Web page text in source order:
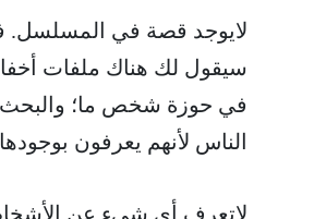
لايوجد قصة في المسلسل.
سيقول لك هناك ملفات
في حوزة شخص ما؛
الناس لأنهم يعرفون
لاتعرف أي شيء عن الأشخاص